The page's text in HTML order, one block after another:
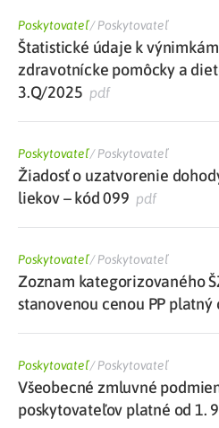
Poskytovateľ/Poskytovateľ
Štatistické údaje k
zdravotnícke pomôcky a
3.Q/2025 pdf
Poskytovateľ/Poskytovateľ
Žiadosť o uzatvorenie
liekov – kód 099 pdf
Poskytovateľ/Poskytovateľ
Zoznam kategorizovaného
stanovenou cenou PP platný
Poskytovateľ/Poskytovateľ
Všeobecné zmluvné
poskytovateľov platné od 1.